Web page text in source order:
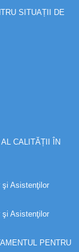
SITUAȚII DE
CALITĂȚII ÎN
şi Asistenţilor
şi Asistenţilor
PENTRU